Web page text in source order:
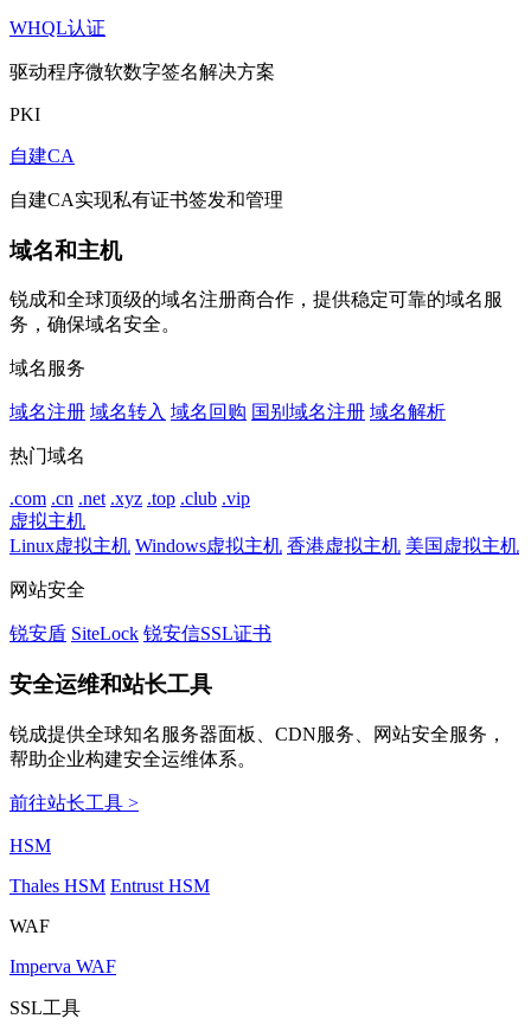
WHQL认证
驱动程序微软数字签名解决方案
PKI
自建CA
自建CA实现私有证书签发和管理
域名和主机
锐成和全球顶级的域名注册商合作，提供稳定可靠的域名服
务，确保域名安全。
域名服务
域名注册 域名转入 域名回购 国别域名注册 域名解析
热门域名
.com .cn .net .xyz .top .club .vip
虚拟主机
Linux虚拟主机 Windows虚拟主机 香港虚拟主机 美国虚拟主机
网站安全
锐安盾 SiteLock 锐安信SSL证书
安全运维和站长工具
锐成提供全球知名服务器面板、CDN服务、网站安全服务，
帮助企业构建安全运维体系。
前往站长工具 >
HSM
Thales HSM Entrust HSM
WAF
Imperva WAF
SSL工具